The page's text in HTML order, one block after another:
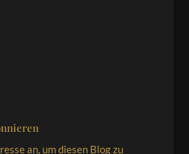
an, um diesen Blog zu